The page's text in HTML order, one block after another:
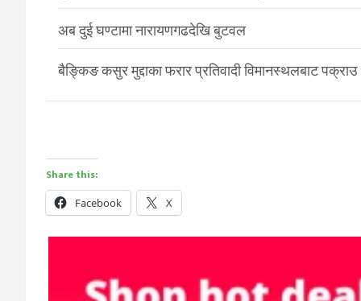
अब दुई घण्टामा नारायणगढदेखि बुटवल
बैङ्किङ कसुर मुद्दाका फरार प्रतिवादी विमानस्थलबाट पक्राउ
Share this:
Facebook X